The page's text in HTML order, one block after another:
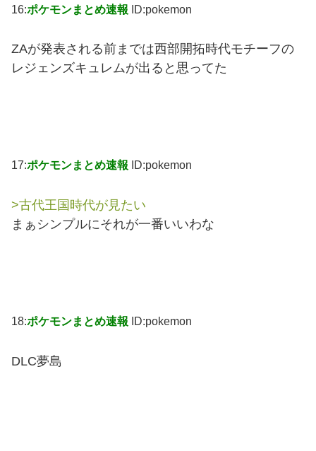
16:ポケモンまとめ速報 ID:pokemon
ZAが発表される前までは西部開拓時代モチーフの
レジェンズキュレムが出ると思ってた
17:ポケモンまとめ速報 ID:pokemon
>古代王国時代が見たい
まぁシンプルにそれが一番いいわな
18:ポケモンまとめ速報 ID:pokemon
DLC夢島